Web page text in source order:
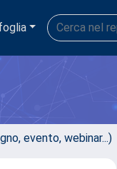
evento, webinar...)